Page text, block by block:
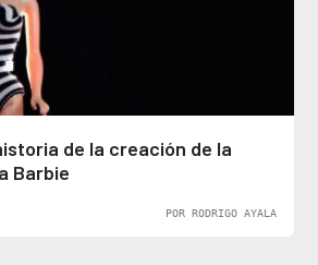
de la creación de la
Barbie
POR RODRIGO AYALA